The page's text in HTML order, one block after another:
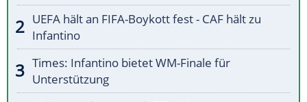
UEFA hält an FIFA-Boykott fest - CAF hält zu
Infantino
Times: Infantino bietet WM-Finale für
Unterstützung